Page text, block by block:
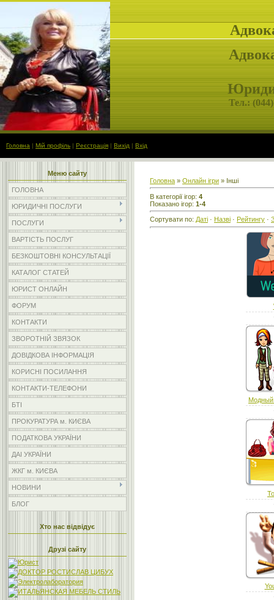
Тел.: (
Головна | Мій профіль | Реєстрація | Вихід | Вхід
Меню сайту
ГОЛОВНА
ЮРИДИЧНІ ПОСЛУГИ
ПОСЛУГИ
ВАРТІСТЬ ПОСЛУГ
БЕЗКОШТОВНІ КОНСУЛЬТАЦІЇ
КАТАЛОГ СТАТЕЙ
ЮРИСТ ОНЛАЙН
ФОРУМ
КОНТАКТИ
ЗВОРОТНІЙ ЗВЯЗОК
ДОВІДКОВА ІНФОРМАЦІЯ
КОРИСНІ ПОСИЛАННЯ
КОНТАКТИ-ТЕЛЕФОНИ
БТІ
ПРОКУРАТУРА м. КИЄВА
ПОДАТКОВА УКРАЇНИ
ДАІ УКРАЇНИ
ЖКГ м. КИЄВА
НОВИНИ
БЛОГ
Хто нас відвідує
Друзі сайту
Головна » Онлайн ігри » Інші
В категорії ігор: 4
Показано ігор: 1-4
Сортувати по: Даті · Назві · Рейтингу ·
Модный